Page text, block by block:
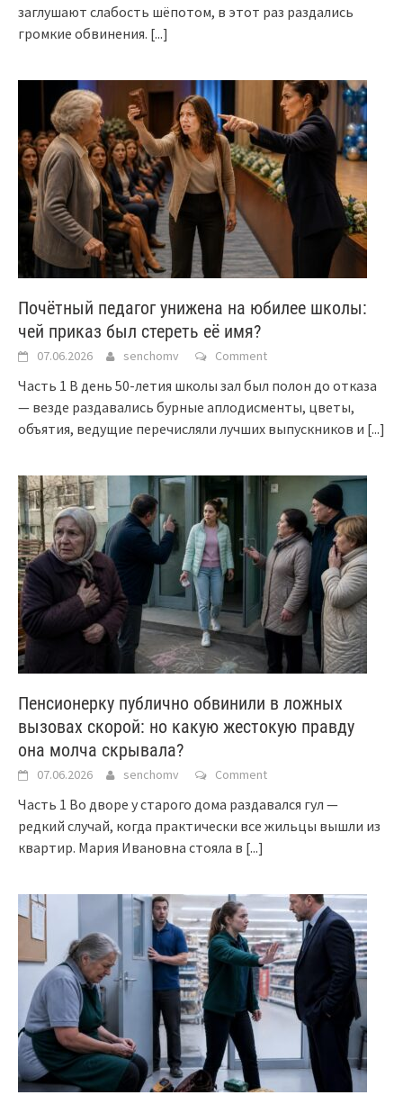
заглушают слабость шёпотом, в этот раз раздались
громкие обвинения. [...]
Почётный педагог унижена на юбилее школы:
чей приказ был стереть её имя?
07.06.2026 senchomv Comment
Часть 1 В день 50-летия школы зал был полон до отказа
— везде раздавались бурные аплодисменты, цветы,
объятия, ведущие перечисляли лучших выпускников и [...]
Пенсионерку публично обвинили в ложных
вызовах скорой: но какую жестокую правду
она молча скрывала?
07.06.2026 senchomv Comment
Часть 1 Во дворе у старого дома раздавался гул —
редкий случай, когда практически все жильцы вышли из
квартир. Мария Ивановна стояла в [...]